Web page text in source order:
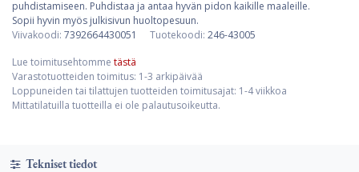
puhdistamiseen. Puhdistaa ja antaa hyvän pidon kaikille maaleille.
Sopii hyvin myös julkisivun huoltopesuun.
Viivakoodi: 7392664430051 Tuotekoodi: 246-43005
Lue toimitusehtomme tästä
Varastotuotteiden toimitus: 1-3 arkipäivää
Loppuneiden tai tilattujen tuotteiden toimitusajat: 1-4 viikkoa
Mittatilatuilla tuotteilla ei ole palautusoikeutta.
Tekniset tiedot